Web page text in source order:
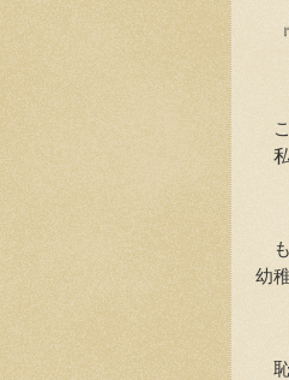
『
こ
私
も
幼
恥